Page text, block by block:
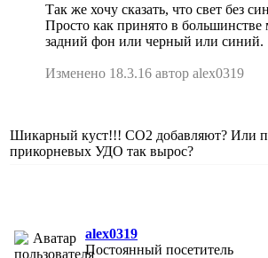
Так же хочу сказать, что свет без
Просто как принято в большинстве
задний фон или черный или синий.
Изменено 18.3.16 автор alex0319
Шикарный куст!!! СО2 добавляют? Или
прикорневых УДО так вырос?
alex0319
Постоянный посетитель